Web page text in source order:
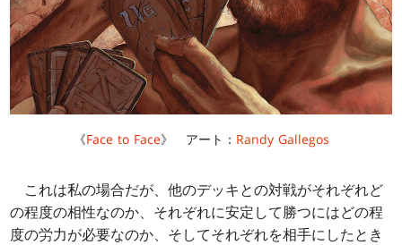
《Face to Face》 アート： Randy Gallegos
これは私の場合だが、他のデッキとの対戦がそれぞれど
の程度の相性なのか、それぞれに安定して勝つにはどの程
度の労力が必要なのか、そしてそれぞれを相手にしたとき